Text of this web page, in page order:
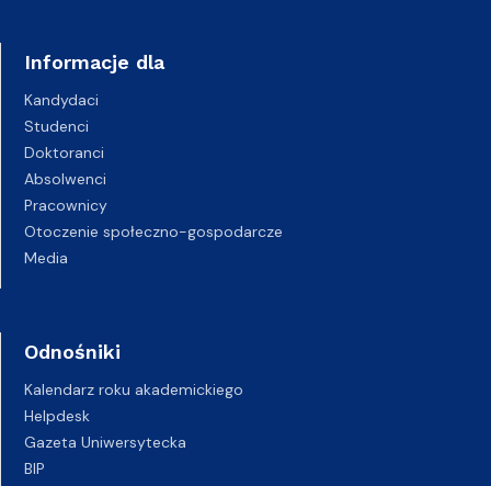
Informacje dla
Kandydaci
Studenci
Doktoranci
Absolwenci
Pracownicy
Otoczenie społeczno-gospodarcze
Media
Odnośniki
Kalendarz roku akademickiego
Helpdesk
Gazeta Uniwersytecka
BIP